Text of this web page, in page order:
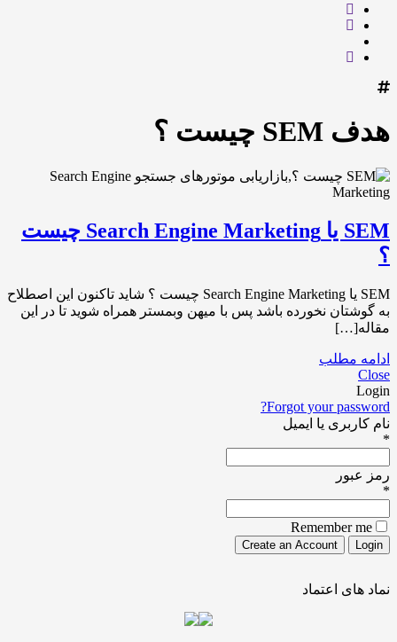
هدف SEM چیست ؟
SEM یا Search Engine Marketing چیست
؟
SEM یا Search Engine Marketing چیست ؟ شاید تاکنون این اصطلاح
به گوشتان نخورده باشد پس با میهن وبمستر همراه شوید تا در این
مقاله[…]
ادامه مطلب
Close
Login
Forgot your password?
نام کاربری یا ایمیل
*
رمز عبور
*
Remember me
نماد های اعتماد